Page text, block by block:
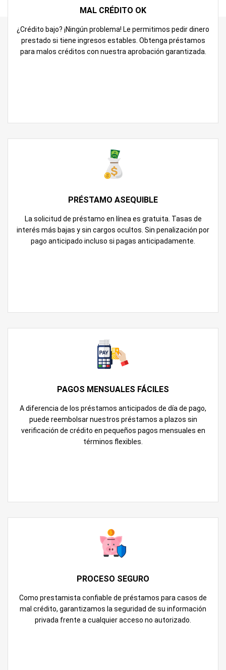
MAL CRÉDITO OK
¿Crédito bajo? ¡Ningún problema! Le permitimos pedir dinero
prestado si tiene ingresos estables. Obtenga préstamos
para malos créditos con nuestra aprobación garantizada.
PRÉSTAMO ASEQUIBLE
La solicitud de préstamo en línea es gratuita. Tasas de
interés más bajas y sin cargos ocultos. Sin penalización por
pago anticipado incluso si pagas anticipadamente.
PAGOS MENSUALES FÁCILES
A diferencia de los préstamos anticipados de día de pago,
puede reembolsar nuestros préstamos a plazos sin
verificación de crédito en pequeños pagos mensuales en
términos flexibles.
PROCESO SEGURO
Como prestamista confiable de préstamos para casos de
mal crédito, garantizamos la seguridad de su información
privada frente a cualquier acceso no autorizado.